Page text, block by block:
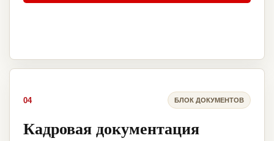
04 БЛОК ДОКУМЕНТОВ
Кадровая документация